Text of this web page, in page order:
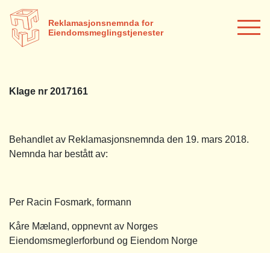
Reklamasjonsnemnda for
Eiendomsmeglingstjenester
Klage nr 2017161
Behandlet av Reklamasjonsnemnda den 19. mars 2018.
Nemnda har bestått av:
Per Racin Fosmark, formann
Kåre Mæland, oppnevnt av Norges
Eiendomsmeglerforbund og Eiendom Norge